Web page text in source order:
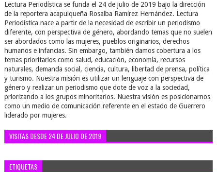
Lectura Periodística se funda el 24 de julio de 2019 bajo la dirección
de la reportera acapulqueña Rosalba Ramírez Hernández. Lectura
Periodística nace a partir de la necesidad de escribir un periodismo
diferente, con perspectiva de género, abordando temas que no suelen
ser abordados como las mujeres, pueblos originarios, derechos
humanos e infancias. Sin embargo, también damos cobertura a los
temas prioritarios como salud, educación, economía, recursos
naturales, demanda social, ciencia, cultura, libertad de prensa, política
y turismo. Nuestra misión es utilizar un lenguaje con perspectiva de
género y realizar un periodismo que dote de voz a la sociedad,
priorizando a los grupos minoritarios. Nuestra visión es posicionarnos
como un medio de comunicación referente en el estado de Guerrero
liderado por mujeres.
VISITAS DESDE 24 DE JULIO DE 2019
ETIQUETAS